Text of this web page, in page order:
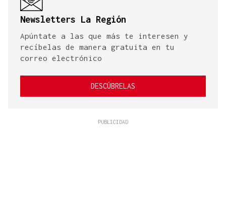
Newsletters La Región
Apúntate a las que más te interesen y
recíbelas de manera gratuita en tu
correo electrónico
DESCÚBRELAS